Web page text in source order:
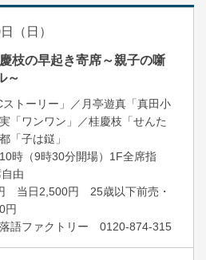
日（日）
枝の早起き寄席～親子の噺
～
ストーリー」／月亭遊真「真田小
「ワンワン」／桂慶枝「せんた
「子は鎹」
時（9時30分開場）1F全席指
由
当日2,500円 25歳以下前売・
円
語ファクトリー 0120-874-315